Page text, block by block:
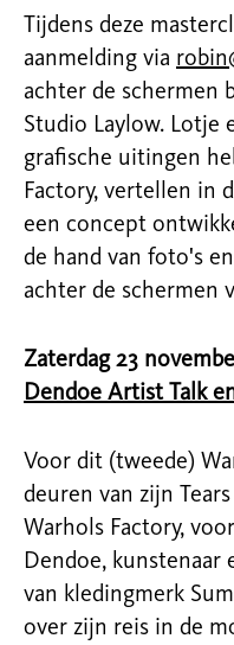
Tijdens deze
aanmelding via
achter de schermen
Studio Laylow. Lotje
grafische uitingen
Factory, vertellen in
een concept
de hand van foto's
achter de schermen
Zaterdag 23
Dendoe Artist Talk
Voor dit (tweede)
deuren van zijn
Warhols Factory,
Dendoe, kunstenaar
van kledingmerk
over zijn reis in de